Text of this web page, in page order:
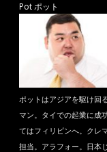
Pot ポット
ポットはアジアを駆け回
マン。タイでの起業に成
てはフィリピンへ。クレ
担当。アラフォー。日本